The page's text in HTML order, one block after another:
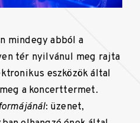
mindegy abból a
tér nyilvánul meg rajta
eszközök által
a koncerttermet.
: üzenet,